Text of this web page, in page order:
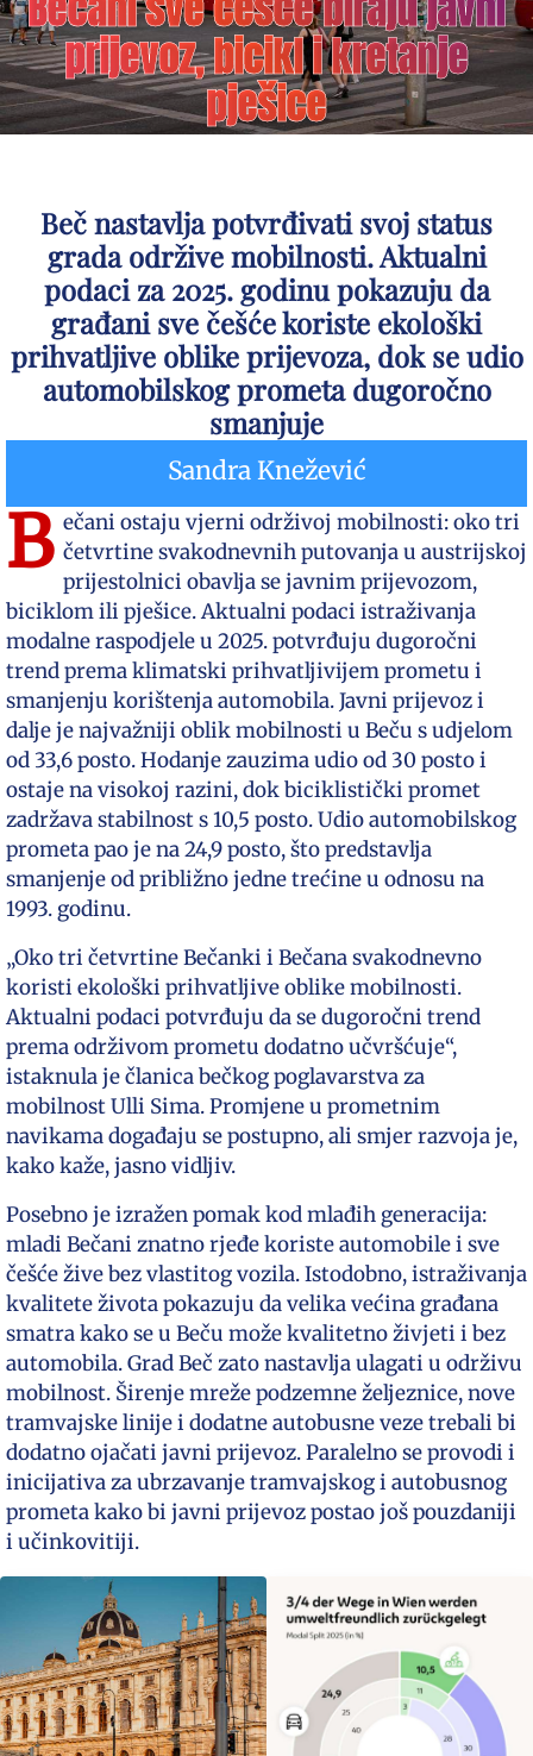
prijevoz, bicikl i kretanje
pješice
Beč nastavlja potvrđivati svoj status
grada održive mobilnosti. Aktualni
podaci za 2025. godinu pokazuju da
građani sve češće koriste ekološki
prihvatljive oblike prijevoza, dok se udio
automobilskog prometa dugoročno
smanjuje
Sandra Knežević
B ečani ostaju vjerni održivoj mobilnosti: oko tri
četvrtine svakodnevnih putovanja u austrijskoj
prijestolnici obavlja se javnim prijevozom,
biciklom ili pješice. Aktualni podaci istraživanja
modalne raspodjele u 2025. potvrđuju dugoročni
trend prema klimatski prihvatljivijem prometu i
smanjenju korištenja automobila. Javni prijevoz i
dalje je najvažniji oblik mobilnosti u Beču s udjelom
od 33,6 posto. Hodanje zauzima udio od 30 posto i
ostaje na visokoj razini, dok biciklistički promet
zadržava stabilnost s 10,5 posto. Udio automobilskog
prometa pao je na 24,9 posto, što predstavlja
smanjenje od približno jedne trećine u odnosu na
1993. godinu.
„Oko tri četvrtine Bečanki i Bečana svakodnevno
koristi ekološki prihvatljive oblike mobilnosti.
Aktualni podaci potvrđuju da se dugoročni trend
prema održivom prometu dodatno učvršćuje“,
istaknula je članica bečkog poglavarstva za
mobilnost Ulli Sima. Promjene u prometnim
navikama događaju se postupno, ali smjer razvoja je,
kako kaže, jasno vidljiv.
Posebno je izražen pomak kod mlađih generacija:
mladi Bečani znatno rjeđe koriste automobile i sve
češće žive bez vlastitog vozila. Istodobno, istraživanja
kvalitete života pokazuju da velika većina građana
smatra kako se u Beču može kvalitetno živjeti i bez
automobila. Grad Beč zato nastavlja ulagati u održivu
mobilnost. Širenje mreže podzemne željeznice, nove
tramvajske linije i dodatne autobusne veze trebali bi
dodatno ojačati javni prijevoz. Paralelno se provodi i
inicijativa za ubrzavanje tramvajskog i autobusnog
prometa kako bi javni prijevoz postao još pouzdaniji
i učinkovitiji.